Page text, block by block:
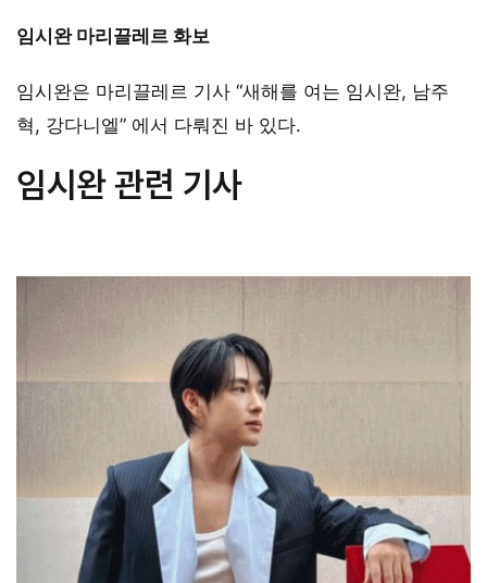
임시완 마리끌레르 화보
임시완은 마리끌레르 기사 “새해를 여는 임시완, 남주
혁, 강다니엘” 에서 다뤄진 바 있다.
임시완 관련 기사